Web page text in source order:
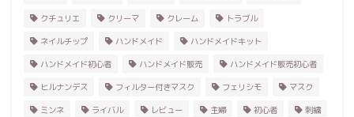
クチュリエ クリーマ クレーム トラブル
ネイルチップ ハンドメイド ハンドメイドキット
ハンドメイド初心者 ハンドメイド販売 ハンドメイド販売初心者
ヒルナンデス フィルター付きマスク フェリシモ マスク
ミンネ ライバル レビュー 主婦 初心者 刺繍